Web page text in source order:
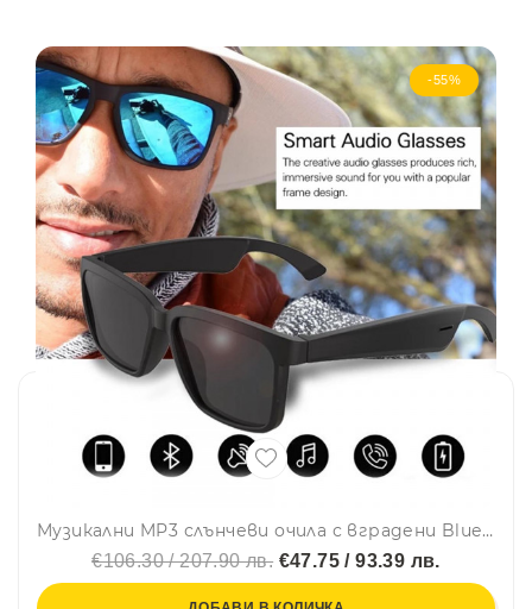
-55%
Музикални MP3 слънчеви очила с вградени Bluetooth слушалки за музика и разговори
€106.30 / 207.90 лв. €47.75 / 93.39 лв.